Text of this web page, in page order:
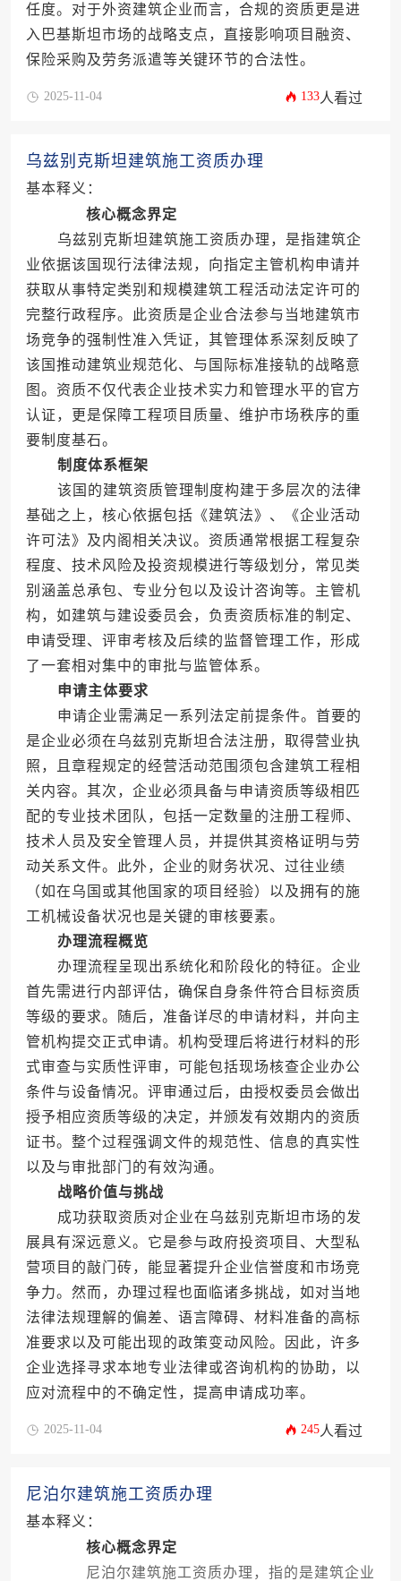
任度。对于外资建筑企业而言，合规的资质更是进
入巴基斯坦市场的战略支点，直接影响项目融资、
保险采购及劳务派遣等关键环节的合法性。
2025-11-04 133人看过
乌兹别克斯坦建筑施工资质办理
基本释义：
核心概念界定
乌兹别克斯坦建筑施工资质办理，是指建筑企
业依据该国现行法律法规，向指定主管机构申请并
获取从事特定类别和规模建筑工程活动法定许可的
完整行政程序。此资质是企业合法参与当地建筑市
场竞争的强制性准入凭证，其管理体系深刻反映了
该国推动建筑业规范化、与国际标准接轨的战略意
图。资质不仅代表企业技术实力和管理水平的官方
认证，更是保障工程项目质量、维护市场秩序的重
要制度基石。
制度体系框架
该国的建筑资质管理制度构建于多层次的法律
基础之上，核心依据包括《建筑法》、《企业活动
许可法》及内阁相关决议。资质通常根据工程复杂
程度、技术风险及投资规模进行等级划分，常见类
别涵盖总承包、专业分包以及设计咨询等。主管机
构，如建筑与建设委员会，负责资质标准的制定、
申请受理、评审考核及后续的监督管理工作，形成
了一套相对集中的审批与监管体系。
申请主体要求
申请企业需满足一系列法定前提条件。首要的
是企业必须在乌兹别克斯坦合法注册，取得营业执
照，且章程规定的经营活动范围须包含建筑工程相
关内容。其次，企业必须具备与申请资质等级相匹
配的专业技术团队，包括一定数量的注册工程师、
技术人员及安全管理人员，并提供其资格证明与劳
动关系文件。此外，企业的财务状况、过往业绩
（如在乌国或其他国家的项目经验）以及拥有的施
工机械设备状况也是关键的审核要素。
办理流程概览
办理流程呈现出系统化和阶段化的特征。企业
首先需进行内部评估，确保自身条件符合目标资质
等级的要求。随后，准备详尽的申请材料，并向主
管机构提交正式申请。机构受理后将进行材料的形
式审查与实质性评审，可能包括现场核查企业办公
条件与设备情况。评审通过后，由授权委员会做出
授予相应资质等级的决定，并颁发有效期内的资质
证书。整个过程强调文件的规范性、信息的真实性
以及与审批部门的有效沟通。
战略价值与挑战
成功获取资质对企业在乌兹别克斯坦市场的发
展具有深远意义。它是参与政府投资项目、大型私
营项目的敲门砖，能显著提升企业信誉度和市场竞
争力。然而，办理过程也面临诸多挑战，如对当地
法律法规理解的偏差、语言障碍、材料准备的高标
准要求以及可能出现的政策变动风险。因此，许多
企业选择寻求本地专业法律或咨询机构的协助，以
应对流程中的不确定性，提高申请成功率。
2025-11-04 245人看过
尼泊尔建筑施工资质办理
基本释义：
核心概念界定
尼泊尔建筑施工资质办理，指的是建筑企业